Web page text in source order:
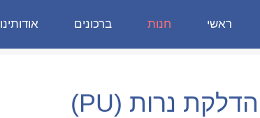
ראשי חנות ברכונים אודותינו
הדלקת נרות (PU)